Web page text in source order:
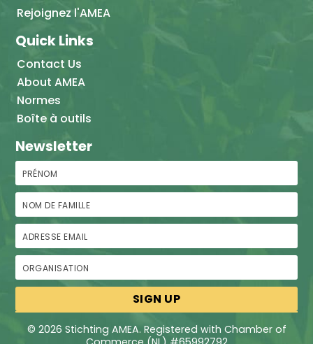
Rejoignez l'AMEA
Quick Links
Contact Us
About AMEA
Normes
Boîte à outils
Newsletter
Prénom
Nom de famille
Adresse email
Organisation
© 2026 Stichting AMEA. Registered with Chamber of